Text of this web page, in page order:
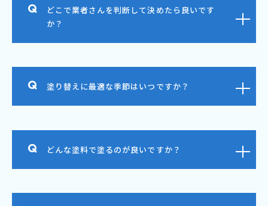
どこで業者さんを判断して決めたら良いです
か？
塗り替えに最適な季節はいつですか？
どんな塗料で塗るのが良いですか？